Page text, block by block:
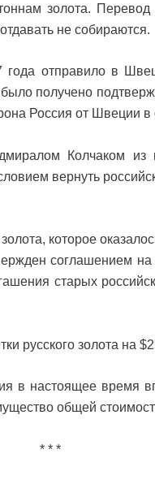
золота.
не собираются.
отправило в
получено
Россия от Швеции в
Колчаком из
вернуть
которое
соглашением
старых
русского золота на
в настоящее время
общей
* * *